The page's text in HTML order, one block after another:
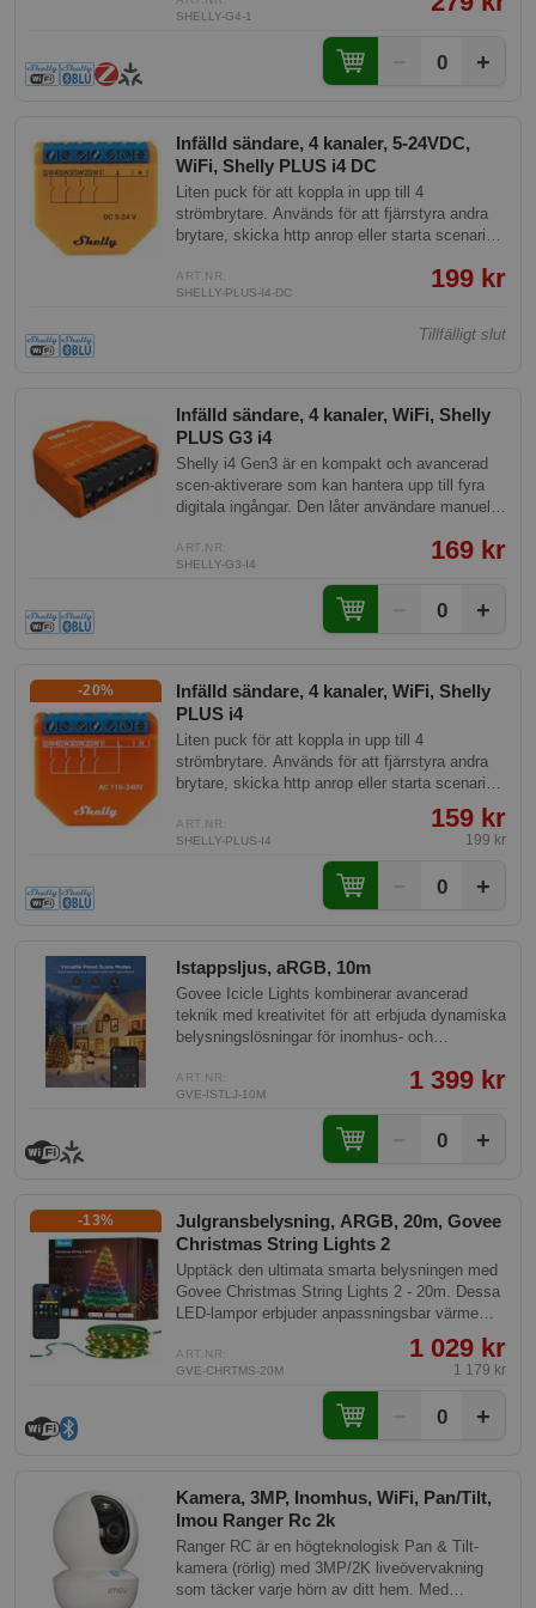
bevattningssystem och andra elektriska
enheter. Tack vare potentialfria kontakter kan
den även styra lågspänningskretsar, portar och
kontaktorer. Fungerar med Home Assistant,
SHELLY-G4-1
0 +
Infälld sändare, 4 kanaler, 5-24VDC,
WiFi, Shelly PLUS i4 DC
Liten puck för att koppla in upp till 4
strömbrytare. Används för att fjärrstyra andra
brytare, skicka http anrop eller starta scenarier
ART.NR:
SHELLY-PLUS-I4-DC
199 kr
Tillfälligt slut
Infälld sändare, 4 kanaler, WiFi, Shelly
PLUS G3 i4
Shelly i4 Gen3 är en kompakt och avancerad
scen-aktiverare som kan hantera upp till fyra
digitala ingångar. Den låter användare manuellt
synkronisera åtgärder eller utföra komplexa
utlösningsscenarier. Det är en idealisk lösning
för att förbättra smarta hem-funktioner med sin
ART.NR:
SHELLY-G3-I4
169 kr
0 +
Infälld sändare, 4 kanaler, WiFi, Shelly
PLUS i4
-20%
Liten puck för att koppla in upp till 4
strömbrytare. Används för att fjärrstyra andra
brytare, skicka http anrop eller starta scenarier
ART.NR:
SHELLY-PLUS-I4
159 kr
199 kr
0 +
Istappsljus, aRGB, 10m
Govee Icicle Lights kombinerar avancerad
teknik med kreativitet för att erbjuda dynamiska
belysningslösningar för inomhus- och
lampa och ett urval av 16 miljoner färger, ger
dessa ljus en robust och färgstark upplevelse.
De är dessutom vattentäta vilket gör dem
ART.NR:
GVE-ISTLJ-10M
1 399 kr
0 +
Julgransbelysning, ARGB, 20m, Govee
Christmas String Lights 2
-13%
Upptäck den ultimata smarta belysningen med
Govee Christmas String Lights 2 - 20m. Dessa
LED-lampor erbjuder anpassningsbar värme
och levande färger för alla tillfällen och ger en
fantastisk atmosfär. Med avancerad teknologi,
smart styrning och hög vattentålighet är de
perfekta för både inomhus- och
ART.NR:
GVE-CHRTMS-20M
1 029 kr
1 179 kr
0 +
Kamera, 3MP, Inomhus, WiFi, Pan/Tilt,
Imou Ranger Rc 2k
Ranger RC är en högteknologisk Pan & Tilt-
kamera (rörlig) med 3MP/2K liveövervakning
som täcker varje hörn av ditt hem. Med